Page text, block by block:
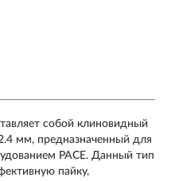
собой клиновидный
мм, предназначенный для
PACE. Данный тип
пайку,